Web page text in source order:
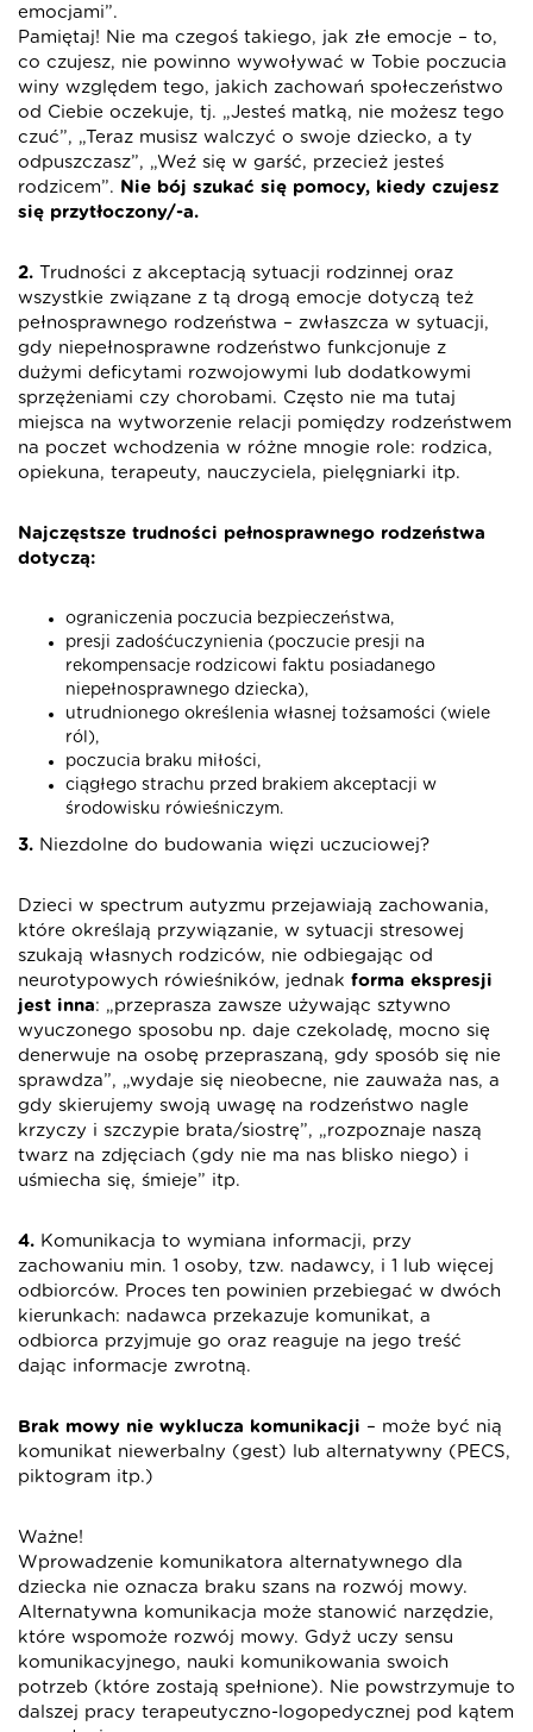
emocjami”.
Pamiętaj! Nie ma czegoś takiego, jak złe emocje – to,
co czujesz, nie powinno wywoływać w Tobie poczucia
winy względem tego, jakich zachowań społeczeństwo
od Ciebie oczekuje, tj. „Jesteś matką, nie możesz tego
czuć”, „Teraz musisz walczyć o swoje dziecko, a ty
odpuszczasz”, „Weź się w garść, przecież jesteś
rodzicem”. Nie bój szukać się pomocy, kiedy czujesz
się przytłoczony/-a.
2. Trudności z akceptacją sytuacji rodzinnej oraz
wszystkie związane z tą drogą emocje dotyczą też
pełnosprawnego rodzeństwa – zwłaszcza w sytuacji,
gdy niepełnosprawne rodzeństwo funkcjonuje z
dużymi deficytami rozwojowymi lub dodatkowymi
sprzężeniami czy chorobami. Często nie ma tutaj
miejsca na wytworzenie relacji pomiędzy rodzeństwem
na poczet wchodzenia w różne mnogie role: rodzica,
opiekuna, terapeuty, nauczyciela, pielęgniarki itp.
Najczęstsze trudności pełnosprawnego rodzeństwa
dotyczą:
ograniczenia poczucia bezpieczeństwa,
presji zadośćuczynienia (poczucie presji na
rekompensacje rodzicowi faktu posiadanego
niepełnosprawnego dziecka),
utrudnionego określenia własnej tożsamości (wiele
ról),
poczucia braku miłości,
ciągłego strachu przed brakiem akceptacji w
środowisku rówieśniczym.
3. Niezdolne do budowania więzi uczuciowej?
Dzieci w spectrum autyzmu przejawiają zachowania,
które określają przywiązanie, w sytuacji stresowej
szukają własnych rodziców, nie odbiegając od
neurotypowych rówieśników, jednak forma ekspresji
jest inna: „przeprasza zawsze używając sztywno
wyuczonego sposobu np. daje czekoladę, mocno się
denerwuje na osobę przepraszaną, gdy sposób się nie
sprawdza”, „wydaje się nieobecne, nie zauważa nas, a
gdy skierujemy swoją uwagę na rodzeństwo nagle
krzyczy i szczypie brata/siostrę”, „rozpoznaje naszą
twarz na zdjęciach (gdy nie ma nas blisko niego) i
uśmiecha się, śmieje” itp.
4. Komunikacja to wymiana informacji, przy
zachowaniu min. 1 osoby, tzw. nadawcy, i 1 lub więcej
odbiorców. Proces ten powinien przebiegać w dwóch
kierunkach: nadawca przekazuje komunikat, a
odbiorca przyjmuje go oraz reaguje na jego treść
dając informacje zwrotną.
Brak mowy nie wyklucza komunikacji – może być nią
komunikat niewerbalny (gest) lub alternatywny (PECS,
piktogram itp.)
Ważne!
Wprowadzenie komunikatora alternatywnego dla
dziecka nie oznacza braku szans na rozwój mowy.
Alternatywna komunikacja może stanowić narzędzie,
które wspomoże rozwój mowy. Gdyż uczy sensu
komunikacyjnego, nauki komunikowania swoich
potrzeb (które zostają spełnione). Nie powstrzymuje to
dalszej pracy terapeutyczno-logopedycznej pod kątem